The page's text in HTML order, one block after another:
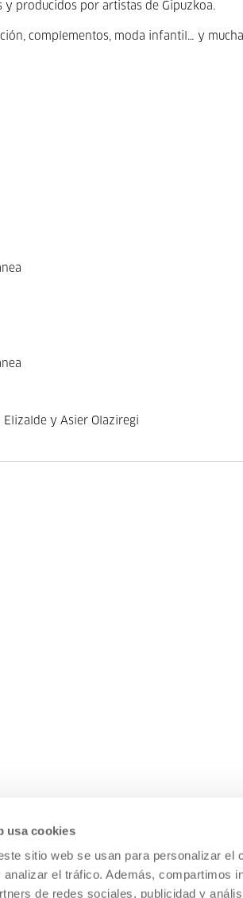
usa cookies
sitio web se usan para personalizar el
el tráfico. Además, compartimos
de redes sociales, publicidad y
producidos por artistas de Gipuzkoa.
complementos, moda infantil… y
y Asier Olaziregi